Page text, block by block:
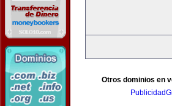
Otros dominios en